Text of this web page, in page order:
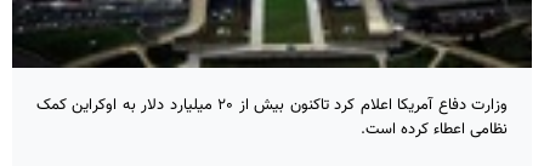
وزارت دفاع آمریکا اعلام کرد تاکنون بیش از ۲۰ میلیارد دلار به اوکراین کمک
نظامی اعطاء کرده است.